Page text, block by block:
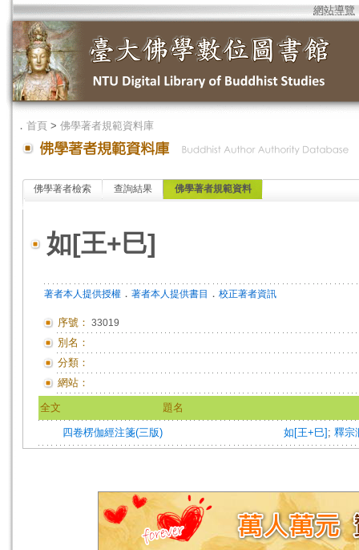
網站導覽
． 首頁 > 佛學著者規範資料庫
佛學著者檢索 查詢結果 佛學著者規範資料
如[王+巳]
著者本人提供授權 ． 著者本人提供書目 ． 校正著者資訊
序號： 33019
別名：
分類：
網站：
全文 題名
四卷楞伽經注箋(三版) 如[王+巳] ; 釋宗